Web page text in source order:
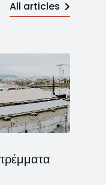
All articles